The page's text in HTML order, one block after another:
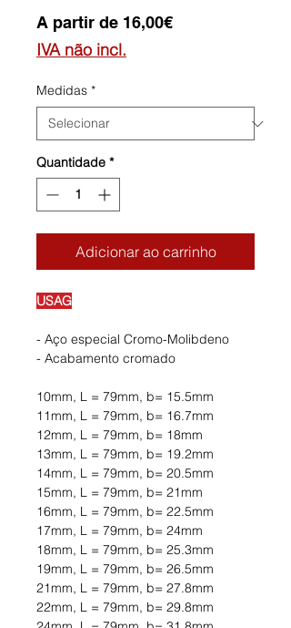
A partir de 16,00€Preço
IVA não incl.
Medidas *
Quantidade *
Adicionar ao carrinho
USAG
- Aço especial Cromo-Molibdeno
- Acabamento cromado
10mm, L = 79mm, b= 15.5mm
11mm, L = 79mm, b= 16.7mm
12mm, L = 79mm, b= 18mm
13mm, L = 79mm, b= 19.2mm
14mm, L = 79mm, b= 20.5mm
15mm, L = 79mm, b= 21mm
16mm, L = 79mm, b= 22.5mm
17mm, L = 79mm, b= 24mm
18mm, L = 79mm, b= 25.3mm
19mm, L = 79mm, b= 26.5mm
21mm, L = 79mm, b= 27.8mm
22mm, L = 79mm, b= 29.8mm